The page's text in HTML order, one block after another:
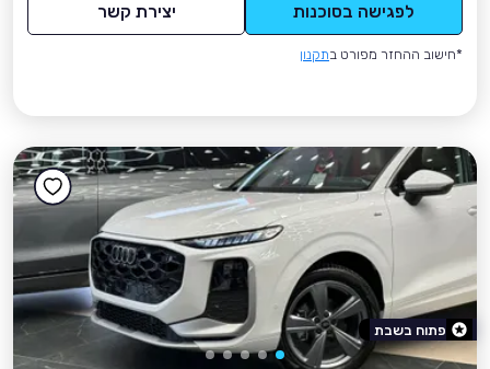
לפגישה בסוכנות יצירת קשר
*חישוב ההחזר מפורט בתקנון
פתוח בשבת